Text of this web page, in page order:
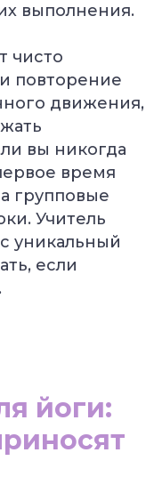
выполнения.
чисто
повторение
движения,
вы никогда
время
групповые
Учитель
уникальный
если
йоги: